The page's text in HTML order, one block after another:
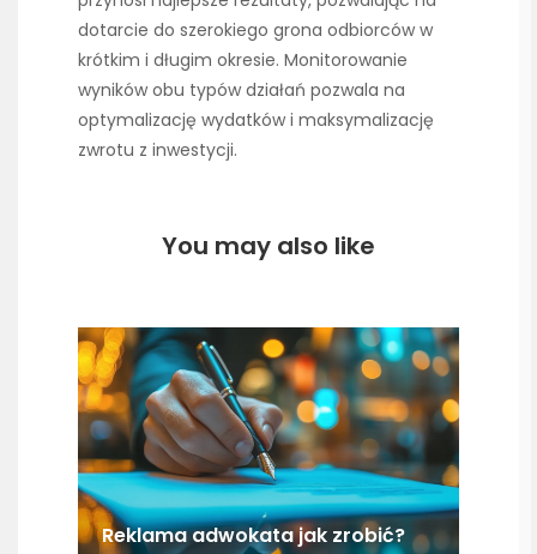
dotarcie do szerokiego grona odbiorców w
krótkim i długim okresie. Monitorowanie
wyników obu typów działań pozwala na
optymalizację wydatków i maksymalizację
zwrotu z inwestycji.
You may also like
Reklama adwokata jak zrobić?